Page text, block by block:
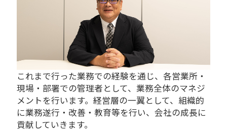
これまで行った業務での経験を通じ、各営業所・
現場・部署での管理者として、業務全体のマネジ
メントを行います。経営層の一翼として、組織的
に業務遂行・改善・教育等を行い、会社の成長に
貢献していきます。